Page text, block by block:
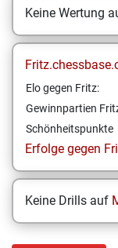
Keine Wertung
Elo gegen Fritz:
Gewinnpartien
Schönheitspunkte
Erfolge gegen
Keine Drills auf